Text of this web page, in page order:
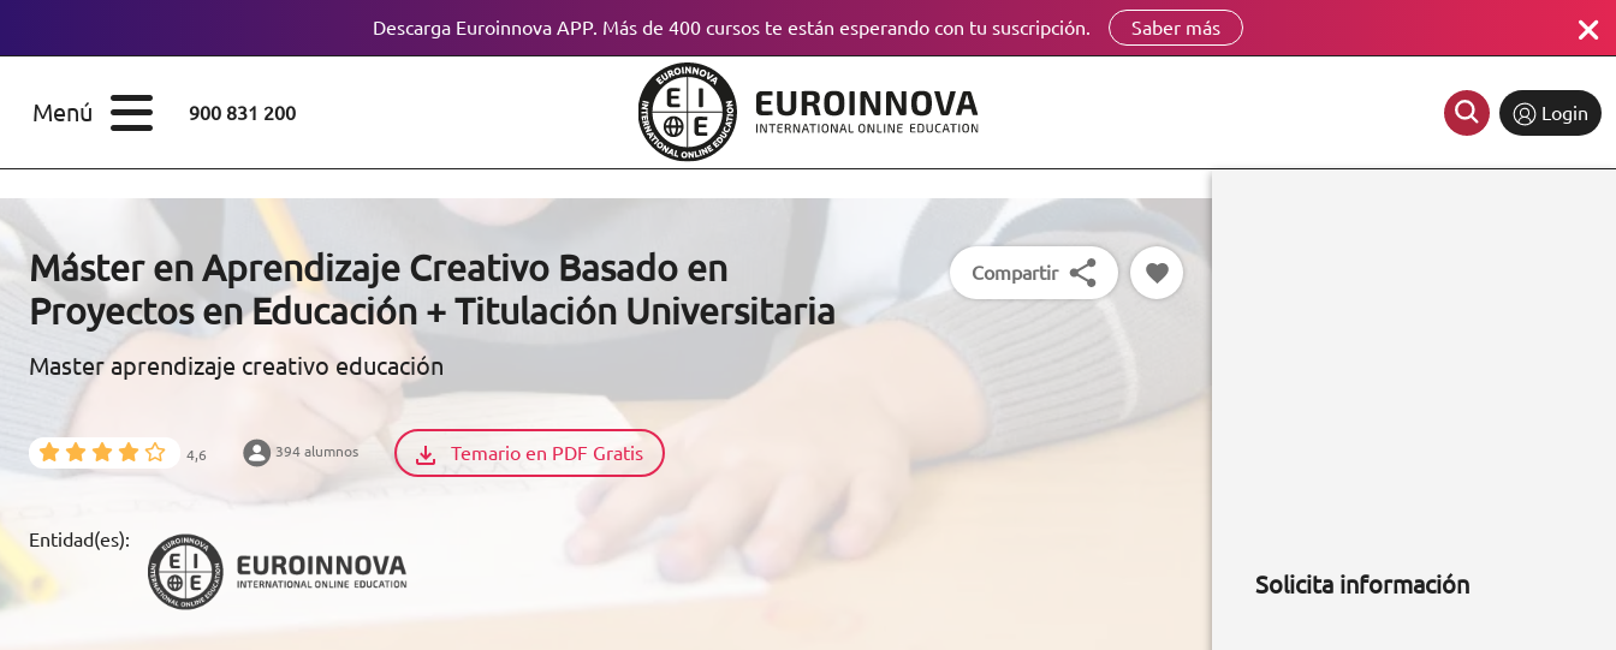
Descarga Euroinnova APP. Más de 400 cursos te están esperando con tu suscripción. Saber más
Menú 900 831 200 Login
ESTUDIOS
CONOCE EUROINNOVA
BECAS Y
RECURSOS
ARTÍCULOS
ESTUDIOS
Licenciaturas
Doctorados
Maestría
Diplomados
Certificados de
Profesionalidad
Máster en Aprendizaje Creativo Basado en
Proyectos en Educación + Titulación Universitaria
Master aprendizaje creativo educación
4,6 394 alumnos Temario en PDF Gratis
Entidad(es):
Compartir
Solicita información